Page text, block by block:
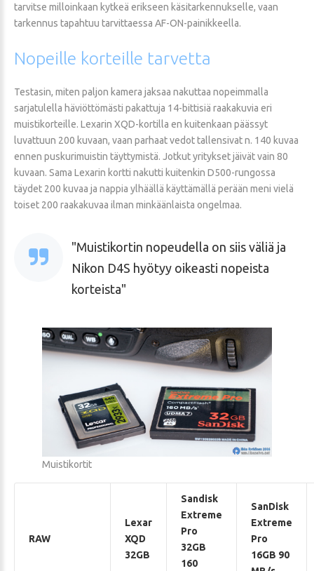
tarvitse milloinkaan kytkeä erikseen käsitarkennukselle, vaan
tarkennus tapahtuu tarvittaessa AF-ON-painikkeella.
Nopeille korteille tarvetta
Testasin, miten paljon kamera jaksaa nakuttaa nopeimmalla
sarjatulella häviöttömästi pakattuja 14-bittisiä raakakuvia eri
muistikorteille. Lexarin XQD-kortilla en kuitenkaan päässyt
luvattuun 200 kuvaan, vaan parhaat vedot tallensivat n. 140 kuvaa
ennen puskurimuistin täyttymistä. Jotkut yritykset jäivät vain 80
kuvaan. Sama Lexarin kortti nakutti kuitenkin D500-rungossa
täydet 200 kuvaa ja nappia ylhäällä käyttämällä perään meni vielä
toiset 200 raakakuvaa ilman minkäänlaista ongelmaa.
Muistikortin nopeudella on siis väliä ja
Nikon D4S hyötyy oikeasti nopeista
korteista
Muistikortit
RAW
Lexar
XQD
32GB
Sandisk
Extreme
Pro
32GB
160
SanDisk
Extreme
Pro
16GB 90